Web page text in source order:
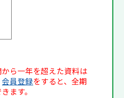
ら一年を超えた資料は
会員登録をすると、全期
ます。